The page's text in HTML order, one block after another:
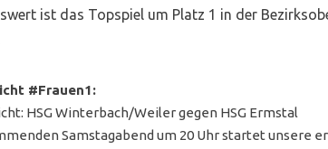
ist das Topspiel um Platz 1 in der
#Frauen1:
HSG Winterbach/Weiler gegen HSG Ermstal
Samstagabend um 20 Uhr startet unsere